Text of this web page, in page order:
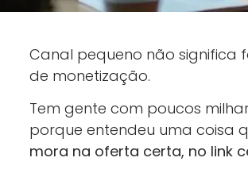
Canal pequeno não significa
de monetização.
Tem gente com poucos
porque entendeu uma coisa
mora na oferta certa, no link